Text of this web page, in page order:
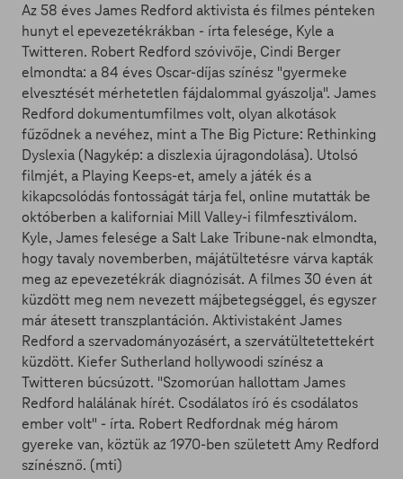
Az 58 éves James Redford aktivista és filmes pénteken
hunyt el epevezetékrákban - írta felesége, Kyle a
Twitteren. Robert Redford szóvivője, Cindi Berger
elmondta: a 84 éves Oscar-díjas színész "gyermeke
elvesztését mérhetetlen fájdalommal gyászolja". James
Redford dokumentumfilmes volt, olyan alkotások
fűződnek a nevéhez, mint a The Big Picture: Rethinking
Dyslexia (Nagykép: a diszlexia újragondolása). Utolsó
filmjét, a Playing Keeps-et, amely a játék és a
kikapcsolódás fontosságát tárja fel, online mutatták be
októberben a kaliforniai Mill Valley-i filmfesztiválom.
Kyle, James felesége a Salt Lake Tribune-nak elmondta,
hogy tavaly novemberben, májátültetésre várva kapták
meg az epevezetékrák diagnózisát. A filmes 30 éven át
küzdött meg nem nevezett májbetegséggel, és egyszer
már átesett transzplantáción. Aktivistaként James
Redford a szervadományozásért, a szervátültetettekért
küzdött. Kiefer Sutherland hollywoodi színész a
Twitteren búcsúzott. "Szomorúan hallottam James
Redford halálának hírét. Csodálatos író és csodálatos
ember volt" - írta. Robert Redfordnak még három
gyereke van, köztük az 1970-ben született Amy Redford
színésznő. (mti)